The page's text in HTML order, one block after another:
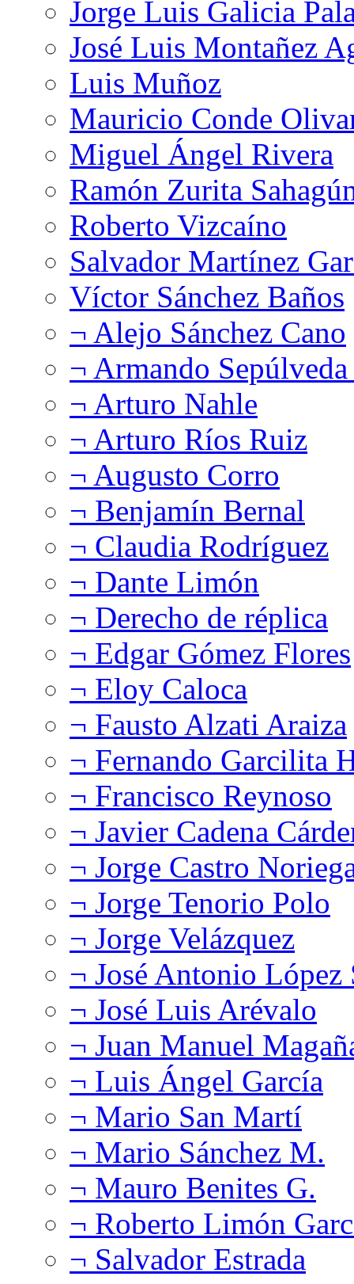
Jorge Luis Galicia
José Luis Montañez
Luis Muñoz
Mauricio Conde
Miguel Ángel Rivera
Ramón Zurita
Roberto Vizcaíno
Salvador Martínez
Víctor Sánchez Baños
¬ Alejo Sánchez Cano
¬ Armando
¬ Arturo Nahle
¬ Arturo Ríos Ruiz
¬ Augusto Corro
¬ Benjamín Bernal
¬ Claudia Rodríguez
¬ Dante Limón
¬ Derecho de réplica
¬ Edgar Gómez Flores
¬ Eloy Caloca
¬ Fausto Alzati Araiza
¬ Fernando Garcilita
¬ Francisco Reynoso
¬ Javier Cadena
¬ Jorge Castro
¬ Jorge Tenorio Polo
¬ Jorge Velázquez
¬ José Antonio López
¬ José Luis Arévalo
¬ Juan Manuel
¬ Luis Ángel García
¬ Mario San Martí
¬ Mario Sánchez M.
¬ Mauro Benites G.
¬ Roberto Limón
¬ Salvador Estrada